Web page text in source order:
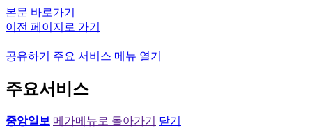
본문 바로가기
이전 페이지로 가기
공유하기 주요 서비스 메뉴 열기
주요서비스
중앙일보 메가메뉴로 돌아가기
닫기